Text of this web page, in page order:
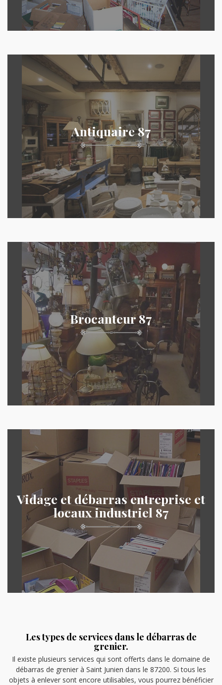
Antiquaire 87
Brocanteur 87
Vidage et débarras entreprise et
locaux industriel 87
Les types de services dans le débarras de
grenier.
Il existe plusieurs services qui sont offerts dans le domaine de
débarras de grenier à Saint Junien dans le 87200. Si tous les
objets à enlever sont encore utilisables, vous pourrez bénéficier